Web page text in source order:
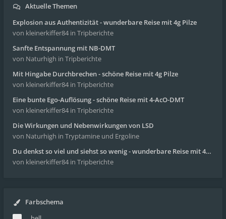
Aktuelle Themen
Explosion aus Authentizität - wunderbare Reise mit 4g Pilze
von kleinerkiffer84 in Tripberichte
Sanfte Entspannung mit NB-DMT
von Naturhigh in Tripberichte
Mit Hingabe Durchbrechen - schöne Reise mit 4g Pilze
von kleinerkiffer84 in Tripberichte
Eine bunte Ego-Auflösung - schöne Reise mit 4-AcO-DMT
von kleinerkiffer84 in Tripberichte
Die Wirkungen und Nebenwirkungen von LSD
von Naturhigh in Tryptamine und Ergoline
Du denkst so viel und siehst so wenig - wunderbare Reise mit 4g Pilze
von kleinerkiffer84 in Tripberichte
Farbschema